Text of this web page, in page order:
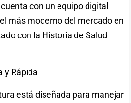
con un equipo digital
más moderno del mercado en
con la Historia de Salud
y Rápida
está diseñada para manejar